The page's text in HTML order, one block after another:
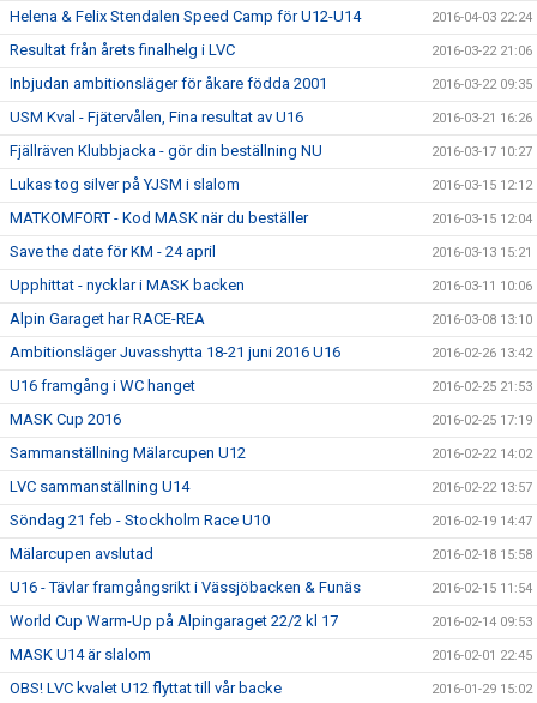
Helena & Felix Stendalen Speed Camp för U12-U14 2016-04-03 22:24
Resultat från årets finalhelg i LVC 2016-03-22 21:06
Inbjudan ambitionsläger för åkare födda 2001 2016-03-22 09:35
USM Kval - Fjätervålen, Fina resultat av U16 2016-03-21 16:26
Fjällräven Klubbjacka - gör din beställning NU 2016-03-17 10:27
Lukas tog silver på YJSM i slalom 2016-03-15 12:12
MATKOMFORT - Kod MASK när du beställer 2016-03-15 12:04
Save the date för KM - 24 april 2016-03-13 15:21
Upphittat - nycklar i MASK backen 2016-03-11 10:06
Alpin Garaget har RACE-REA 2016-03-08 13:10
Ambitionsläger Juvasshytta 18-21 juni 2016 U16 2016-02-26 13:42
U16 framgång i WC hanget 2016-02-25 21:53
MASK Cup 2016 2016-02-25 17:19
Sammanställning Mälarcupen U12 2016-02-22 14:02
LVC sammanställning U14 2016-02-22 13:57
Söndag 21 feb - Stockholm Race U10 2016-02-19 14:47
Mälarcupen avslutad 2016-02-18 15:58
U16 - Tävlar framgångsrikt i Vässjöbacken & Funäs 2016-02-15 11:54
World Cup Warm-Up på Alpingaraget 22/2 kl 17 2016-02-14 09:53
MASK U14 är slalom 2016-02-01 22:45
OBS! LVC kvalet U12 flyttat till vår backe 2016-01-29 15:02